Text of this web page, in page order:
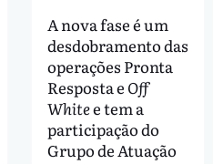
A nova fase é um
desdobramento das
operações Pronta
Resposta e Off
Whitee tem a
participação do
Grupo de Atuação